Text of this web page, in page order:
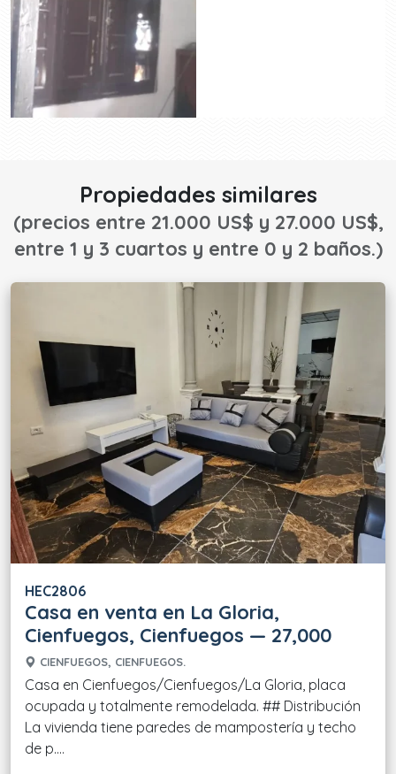
Propiedades similares
(precios entre 21.000 US$ y 27.000 US$,
entre 1 y 3 cuartos y entre 0 y 2 baños.)
HEC2806
Casa en venta en La Gloria,
Cienfuegos, Cienfuegos — 27,000
CIENFUEGOS, CIENFUEGOS.
Casa en Cienfuegos/Cienfuegos/La Gloria, placa
ocupada y totalmente remodelada. ## Distribución
La vivienda tiene paredes de mampostería y techo
de p....